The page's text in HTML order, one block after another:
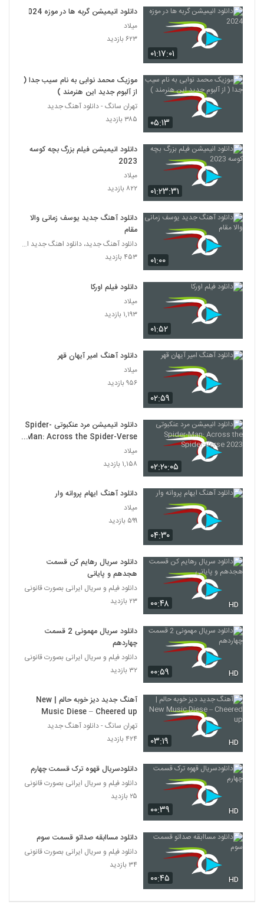
۰۱:۱۷:۰۱
دانلود انیمیشن گربه ها در موزه 2024
میلاد
۶۲۳ بازدید
۰۵:۱۳
موزیک محمد نوابی به نام سیب جدا (
از آلبوم جدید این هنرمند )
تهران سانگ - دانلود آهنگ جدید
۳۸۵ بازدید
۰۱:۲۳:۳۱
دانلود انیمیشن فیلم بزرگ بچه‌ کوسه
2023
میلاد
۸۲۲ بازدید
۰۱:۰۰
دانلود آهنگ جدید یوسف زمانی والا
مقام
دانلود آهنگ جدید، دانلود اهنگ جدید ایرانی
۴۵۳ بازدید
۰۱:۵۲
دانلود فیلم اورکا
میلاد
۱,۱۹۳ بازدید
۰۲:۵۹
دانلود آهنگ امیر آیهان قهر
میلاد
۹۵۶ بازدید
۰۲:۲۰:۰۵
دانلود انیمیشن مرد عنکبوتی Spider-
Man: Across the Spider-Verse
2023
میلاد
۱,۱۵۸ بازدید
۰۴:۳۰
دانلود آهنگ ایهام پروانه وار
میلاد
۵۹۹ بازدید
۰۰:۴۸ HD
دانلود سریال رهایم کن قسمت
هجدهم و پایانی
دانلود فیلم و سریال ایرانی بصورت قانونی
۲۳ بازدید
۰۰:۵۹ HD
دانلود سریال مهمونی 2 قسمت
چهاردهم
دانلود فیلم و سریال ایرانی بصورت قانونی
۳۲ بازدید
۰۳:۱۹ HD
آهنگ جدید دیز خوبه حالم | New
Music Diese – Cheered up
تهران سانگ - دانلود آهنگ جدید
۴۲۴ بازدید
۰۰:۳۹ HD
دانلودسریال قهوه ترک قسمت چهارم
دانلود فیلم و سریال ایرانی بصورت قانونی
۲۵ بازدید
۰۰:۴۵ HD
دانلود مساابقه صداتو قسمت سوم
دانلود فیلم و سریال ایرانی بصورت قانونی
۳۴ بازدید